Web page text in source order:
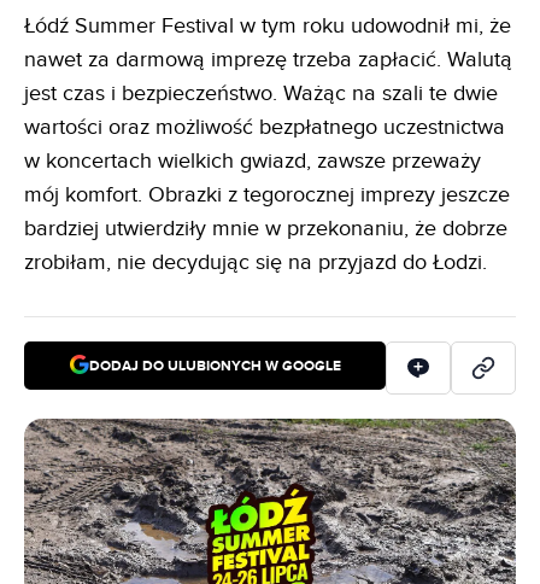
Łódź Summer Festival w tym roku udowodnił mi, że
nawet za darmową imprezę trzeba zapłacić. Walutą
jest czas i bezpieczeństwo. Ważąc na szali te dwie
wartości oraz możliwość bezpłatnego uczestnictwa
w koncertach wielkich gwiazd, zawsze przeważy
mój komfort. Obrazki z tegorocznej imprezy jeszcze
bardziej utwierdziły mnie w przekonaniu, że dobrze
zrobiłam, nie decydując się na przyjazd do Łodzi.
DODAJ DO ULUBIONYCH W GOOGLE